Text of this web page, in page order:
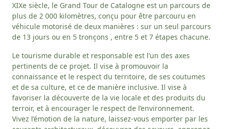
XIXe siècle, le Grand Tour de Catalogne est un parcours de
plus de 2 000 kilomètres, conçu pour être parcouru en
véhicule motorisé de deux manières : sur un seul parcours
de 13 jours ou en 5 tronçons , entre 5 et 7 étapes chacune.
Le tourisme durable et responsable est l’un des axes
pertinents de ce projet. Il vise à promouvoir la
connaissance et le respect du territoire, de ses coutumes
et de sa culture, et ce de manière inclusive. Il vise à
favoriser la découverte de la vie locale et des produits du
terroir, et à encourager le respect de l’environnement.
Vivez l’émotion de la nature, laissez-vous emporter par les